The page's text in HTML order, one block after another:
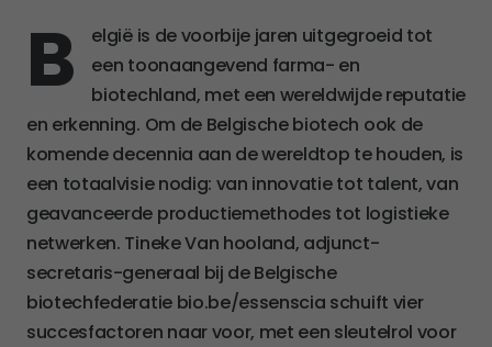
B
elgië is de voorbije jaren uitgegroeid tot
een toonaangevend farma- en
biotechland, met een wereldwijde reputatie
en erkenning. Om de Belgische biotech ook de
komende decennia aan de wereldtop te houden, is
een totaalvisie nodig: van innovatie tot talent, van
geavanceerde productiemethodes tot logistieke
netwerken. Tineke Van hooland, adjunct-
secretaris-generaal bij de Belgische
biotechfederatie bio.be/essenscia schuift vier
succesfactoren naar voor, met een sleutelrol voor